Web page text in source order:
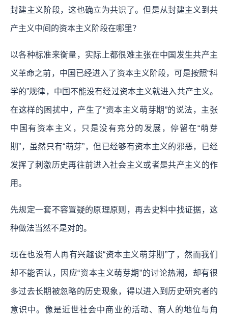
封建主义阶段，这也确立为共识了。但是从封建主义到共
产主义中间的资本主义阶段在哪里？
以各种标准来衡量，实际上都很难主张在中国发生共产主
义革命之前，中国已经进入了资本主义阶段，可是按照“科
学的”规律，中国不能没有经过资本主义就进入共产主义。
在这样的困扰中，产生了“资本主义萌芽期”的说法，主张
中国有资本主义，只是没有充分的发展，停留在“萌芽
期”，虽然只有“萌芽”，但已经够有资本主义的邪恶，已经
发挥了刺激历史再往前进入社会主义或者是共产主义的作
用。
先规定一套不容置疑的原理原则，再去史料中找证据，这
种做法当然不是对的。
现在也没有人再有兴趣谈“资本主义萌芽期”了，然而我们
却不能否认，因应“资本主义萌芽期”的讨论热潮，却有很
多过去长期被忽略的历史现象，得以进入到历史研究者的
意识中。像是近世社会中商业的活动、商人的地位与角